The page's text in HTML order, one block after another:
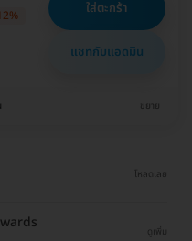
ใส่ตะกร้า
แชทกับแอดมิน
ขยาย
โหลดเลย
ดูเพิ่ม